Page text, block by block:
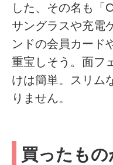
した、その名も「
サングラスや充電
ンドの会員カード
重宝しそう。面フ
けは簡単。スリム
りません。
買ったも